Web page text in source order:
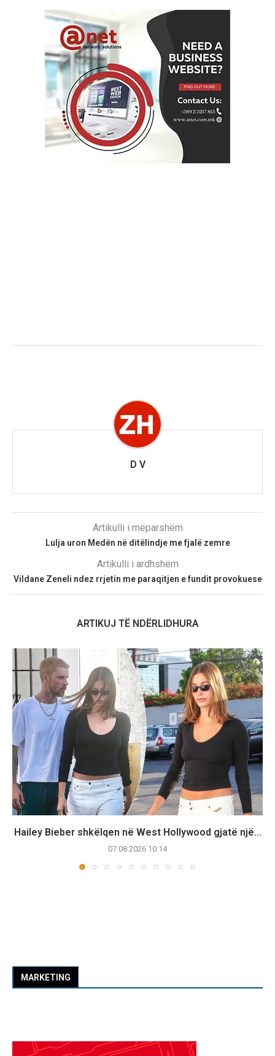
D V
Artikulli i mëparshëm
Lulja uron Medën në ditëlindje me fjalë zemre
Artikulli i ardhshëm
Vildane Zeneli ndez rrjetin me paraqitjen e fundit provokuese
ARTIKUJ TË NDËRLIDHURA
Hailey Bieber shkëlqen në West Hollywood gjatë një...
07.08.2026 10:14
MARKETING